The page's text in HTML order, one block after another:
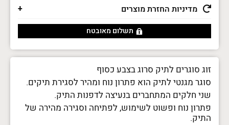
מדיניות החזרת מוצרים
תשלום מאובטח
זוג סוגרים לתיק סרוג בצבע כסוף
סוגר מגנטי לתיק הוא פתרון נוח ומהיר לסגירת תיקים.
שני חלקים המתחברים בנעיצה לדפנות התיק.
פתרון נוח ופשוט לשימוש, לפתיחה וסגירה מהירה של
התיק.